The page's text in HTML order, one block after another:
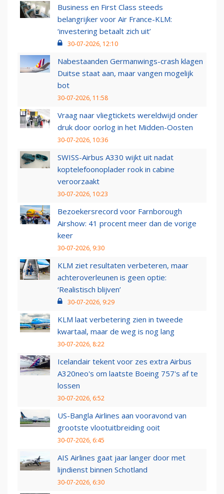
Business en First Class steeds
belangrijker voor Air France-KLM:
‘investering betaalt zich uit’
30-07-2026, 12:10
Nabestaanden Germanwings-crash klagen
Duitse staat aan, maar vangen mogelijk
bot
30-07-2026, 11:58
Vraag naar vliegtickets wereldwijd onder
druk door oorlog in het Midden-Oosten
30-07-2026, 10:36
SWISS-Airbus A330 wijkt uit nadat
koptelefoonoplader rook in cabine
veroorzaakt
30-07-2026, 10:23
Bezoekersrecord voor Farnborough
Airshow: 41 procent meer dan de vorige
keer
30-07-2026, 9:30
KLM ziet resultaten verbeteren, maar
achteroverleunen is geen optie:
‘Realistisch blijven’
30-07-2026, 9:29
KLM laat verbetering zien in tweede
kwartaal, maar de weg is nog lang
30-07-2026, 8:22
Icelandair tekent voor zes extra Airbus
A320neo's om laatste Boeing 757's af te
lossen
30-07-2026, 6:52
US-Bangla Airlines aan vooravond van
grootste vlootuitbreiding ooit
30-07-2026, 6:45
AIS Airlines gaat jaar langer door met
lijndienst binnen Schotland
30-07-2026, 6:30